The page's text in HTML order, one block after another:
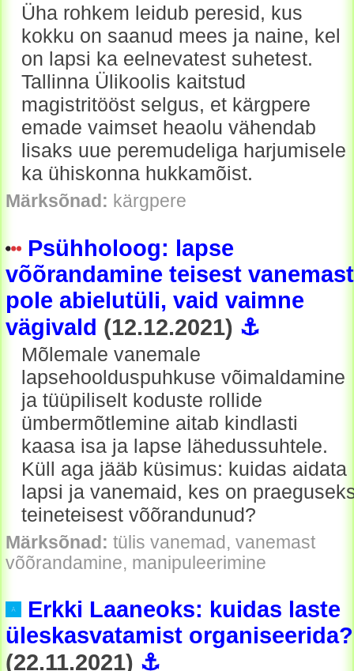
Üha rohkem leidub peresid, kus
kokku on saanud mees ja naine, kel
on lapsi ka eelnevatest suhetest.
Tallinna Ülikoolis kaitstud
magistritööst selgus, et kärgpere
emade vaimset heaolu vähendab
lisaks uue peremudeliga harjumisele
ka ühiskonna hukkamõist.
Märksõnad: kärgpere
Psühholoog: lapse
võõrandamine teisest vanemast
pole abielutüli, vaid vaimne
vägivald (12.12.2021) ⚓
Mõlemale vanemale
lapsehoolduspuhkuse võimaldamine
ja tüüpiliselt koduste rollide
ümbermõtlemine aitab kindlasti
kaasa isa ja lapse lähedussuhtele.
Küll aga jääb küsimus: kuidas aidata
lapsi ja vanemaid, kes on
teineteisest võõrandunud?
Märksõnad: tülis vanemad, vanemast
võõrandamine, manipuleerimine
Erkki Laaneoks: kuidas laste
üleskasvatamist organiseerida?
(22.11.2021) ⚓